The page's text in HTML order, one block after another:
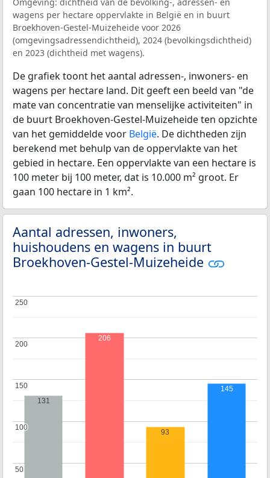
wagens per hectare oppervlakte in België en in buurt
Broekhoven-Gestel-Muizeheide voor 2026
(omgevingsadressendichtheid), 2024 (bevolkingsdichtheid)
en 2023 (dichtheid met wagens).
De grafiek toont het aantal adressen-, inwoners- en
wagens per hectare land. Dit geeft een beeld van "de
mate van concentratie van menselijke activiteiten" in
de buurt Broekhoven-Gestel-Muizeheide ten opzichte
van het gemiddelde voor België. De dichtheden zijn
berekend met behulp van de oppervlakte van het
gebied in hectare. Een oppervlakte van een hectare is
100 meter bij 100 meter, dat is 10.000 m² groot. Er
gaan 100 hectare in 1 km².
Aantal adressen, inwoners,
huishoudens en wagens in buurt
Broekhoven-Gestel-Muizeheide
50
50
100
100
150
150
200
200
250
250
131
206
93
145